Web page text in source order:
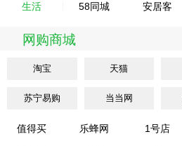
生活 58同城 安居客
网购商城
淘宝 天猫
苏宁易购 当当网
值得买 乐蜂网 1号店